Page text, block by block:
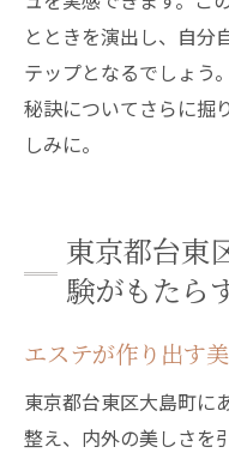
とときを演出し、自分
テップとなるでしょう
秘訣についてさらに掘
しみに。
東京都台東
験がもたら
エステが作り出す
東京都台東区大島町に
整え、内外の美しさを